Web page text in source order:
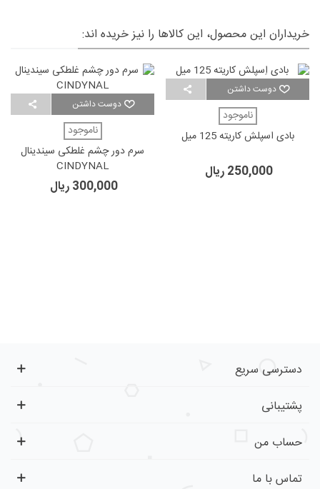
خریداران این محصول، این کالاها را نیز خریده اند:
دوست داشتن
ناموجود
بادی اسپلش کاریته 125 میل
250,000 ریال
دوست داشتن
ناموجود
سرم دور چشم غلطکی سیندینال
CINDYNAL
300,000 ریال
دسترسی سریع
پشتیبانی
حساب من
تماس با ما